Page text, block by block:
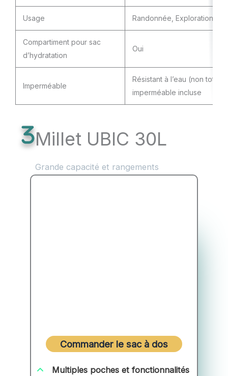
Usage Randonnée, Exploration de
Compartiment pour sac
d’hydratation
Oui
Imperméable
Résistant à l’eau (non
imperméable incluse
Millet UBIC 30L
Grande capacité et rangements
Commander le sac à dos
Multiples poches et fonctionnalités